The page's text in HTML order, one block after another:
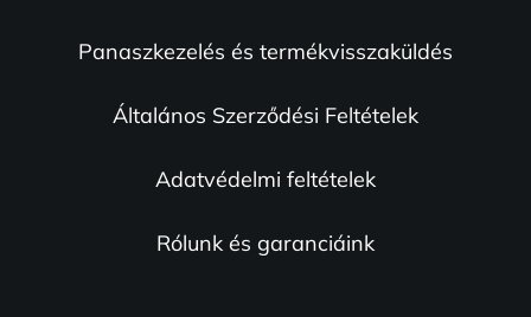
á
y
á
e
Panaszkezelés és termékvisszaküldés
Általános Szerződési Feltételek
Adatvédelmi feltételek
Rólunk és garanciáink